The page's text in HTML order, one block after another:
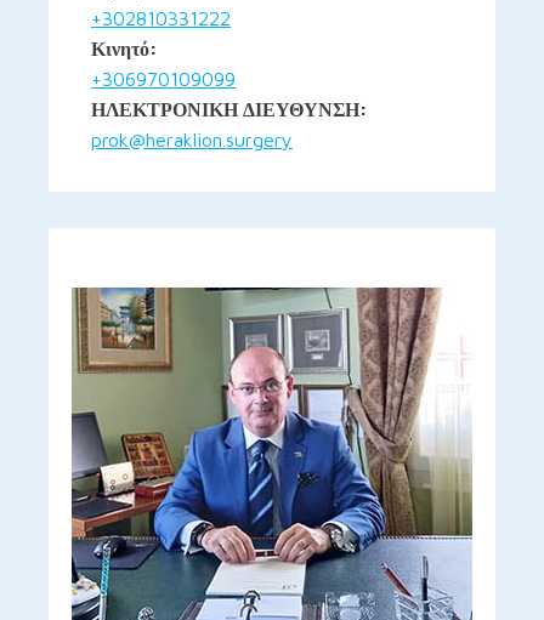
+302810331222
Κινητό:
+306970109099
ΗΛΕΚΤΡΟΝΙΚΗ ΔΙΕΥΘΥΝΣΗ:
prok@heraklion.surgery